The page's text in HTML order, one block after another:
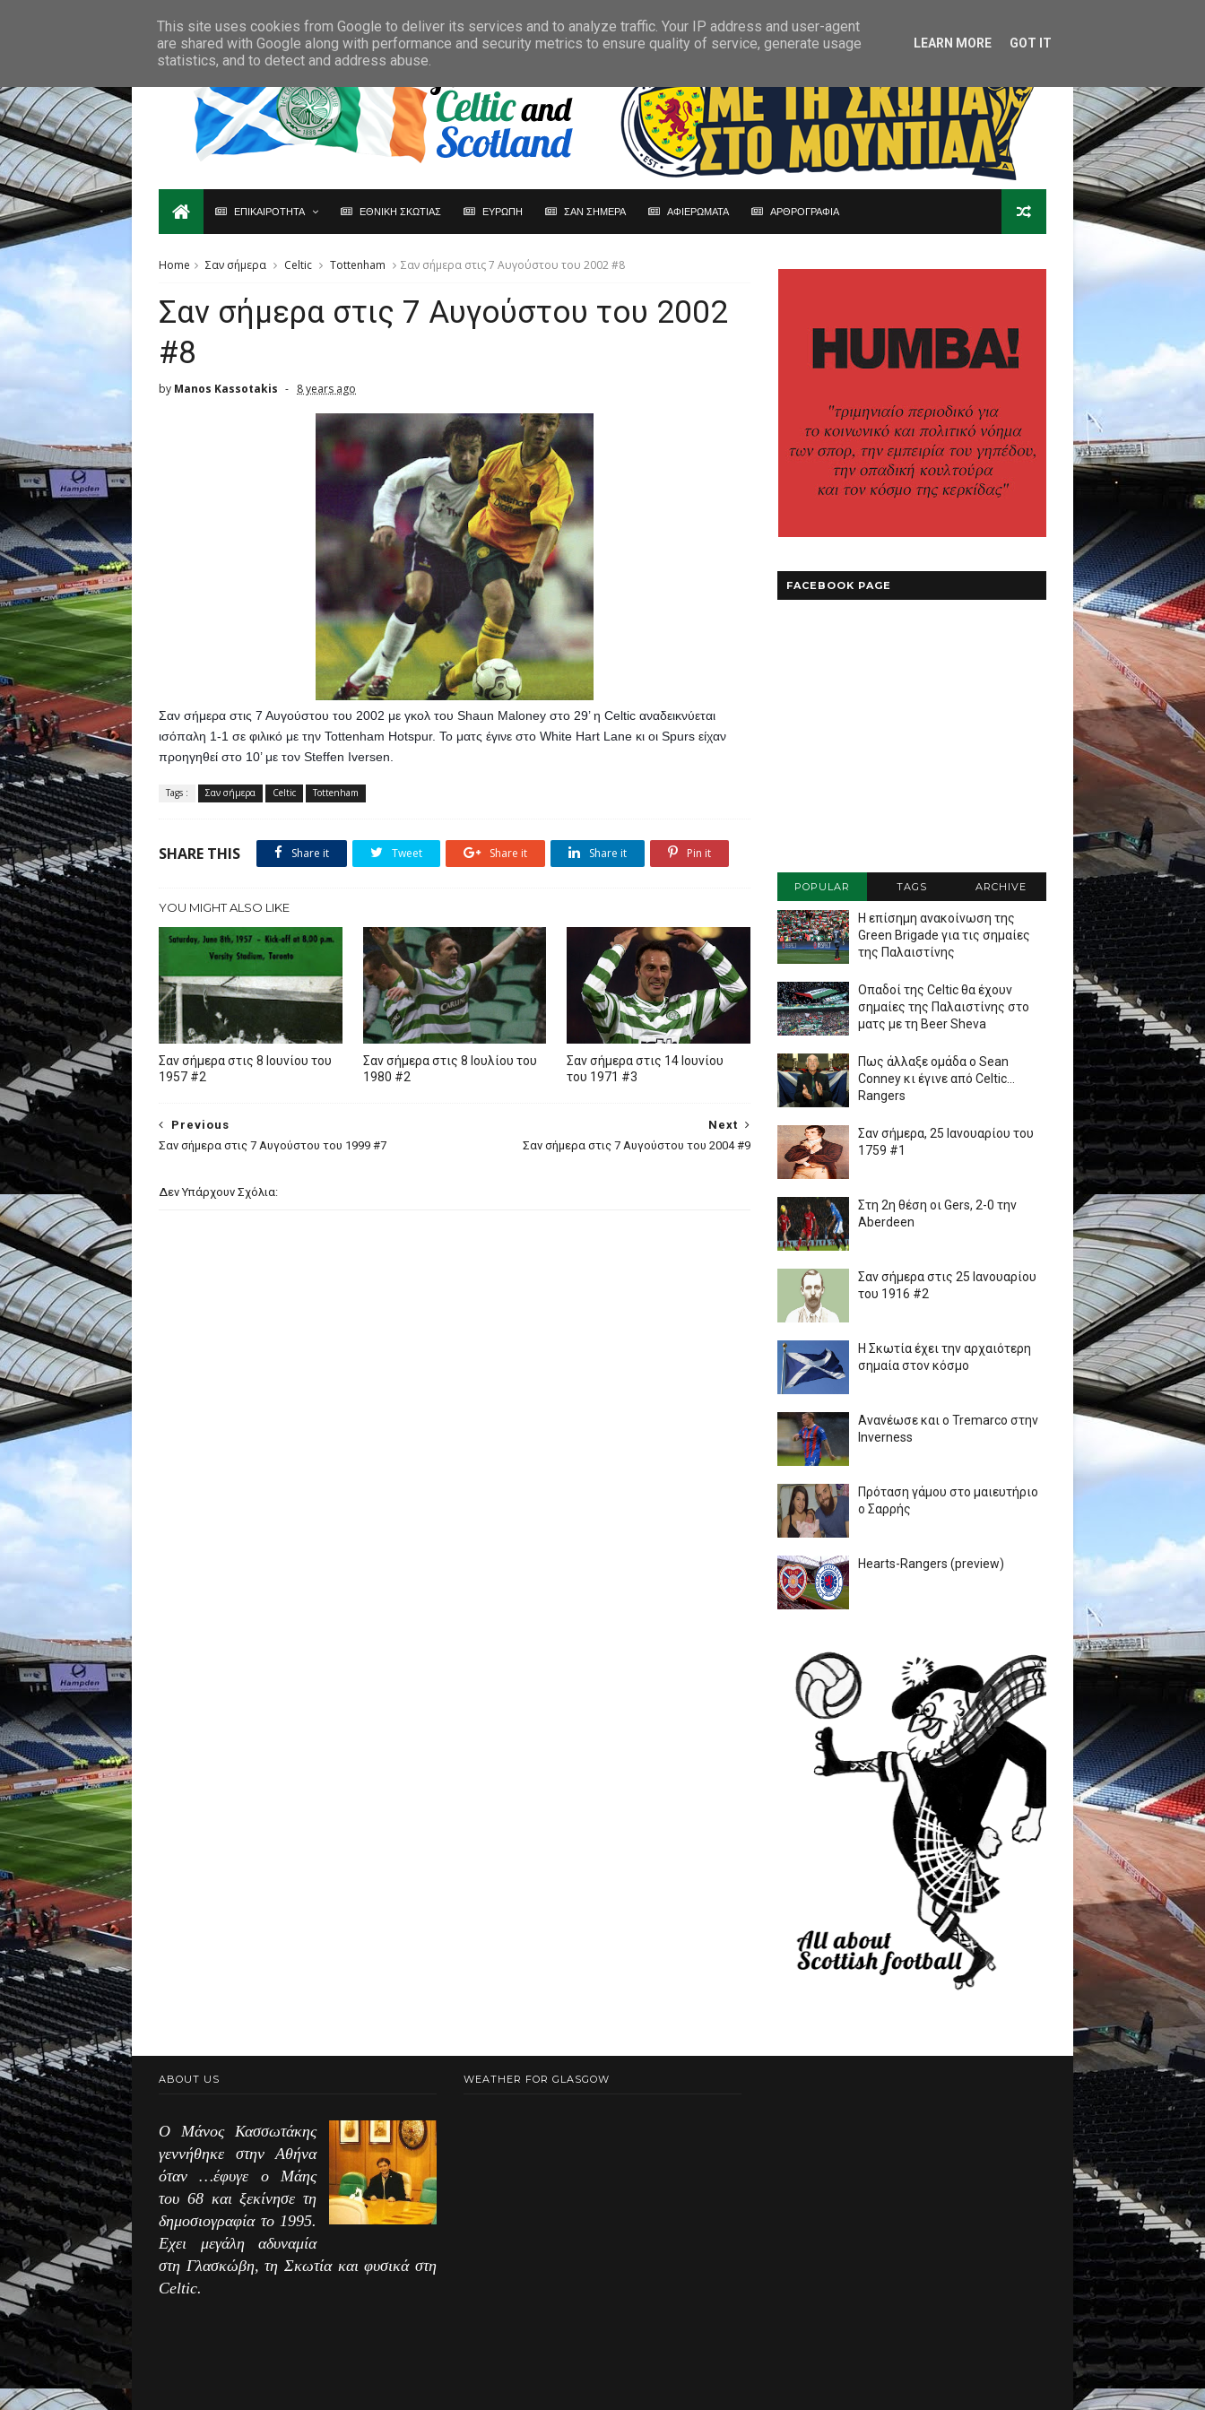
ΕΠΙΚΑΙΡΟΤΗΤΑ ΕΘΝΙΚΗ ΣΚΩΤΙΑΣ ΕΥΡΩΠΗ ΣΑΝ ΣΗΜΕΡΑ ΑΦΙΕΡΩΜΑΤΑ ΑΡΘΡΟΓΡΑΦΙΑ
Home Σαν σήμερα Celtic Tottenham Σαν σήμερα στις 7 Αυγούστου του 2002 #8
Σαν σήμερα στις 7 Αυγούστου του 2002
#8
by Manos Kassotakis 8 years ago
Σαν σήμερα στις 7 Αυγούστου του 2002 με γκολ του Shaun Maloney στο 29’ η Celtic αναδεικνύεται
ισόπαλη 1-1 σε φιλικό με την Tottenham Hotspur. Το ματς έγινε στο White Hart Lane κι οι Spurs είχαν
προηγηθεί στο 10’ με τον Steffen Iversen.
Tags : Σαν σήμερα Celtic Tottenham
SHARE THIS Share it Tweet Share it Share it Pin it
YOU MIGHT ALSO LIKE
Σαν σήμερα στις 8 Ιουνίου του
1957 #2
Σαν σήμερα στις 8 Ιουλίου του
1980 #2
Σαν σήμερα στις 14 Ιουνίου
του 1971 #3
Next
Σαν σήμερα στις 7 Αυγούστου του 2004 #9
Previous
Σαν σήμερα στις 7 Αυγούστου του 1999 #7
Δεν Υπάρχουν Σχόλια:
FACEBOOK PAGE
POPULAR TAGS ARCHIVE
Η επίσημη ανακοίνωση της
Green Brigade για τις σημαίες
της Παλαιστίνης
Οπαδοί της Celtic θα έχουν
σημαίες της Παλαιστίνης στο
ματς με τη Beer Sheva
Πως άλλαξε ομάδα ο Sean
Conney κι έγινε από Celtic...
Rangers
Σαν σήμερα, 25 Ιανουαρίου του
1759 #1
Στη 2η θέση οι Gers, 2-0 την
Aberdeen
Σαν σήμερα στις 25 Ιανουαρίου
του 1916 #2
Η Σκωτία έχει την αρχαιότερη
σημαία στον κόσμο
Ανανέωσε και ο Tremarco στην
Inverness
Πρόταση γάμου στο μαιευτήριο
ο Σαρρής
Hearts-Rangers (preview)
ABOUT US
Ο Μάνος Κασσωτάκης
γεννήθηκε στην Αθήνα
όταν …έφυγε ο Μάης
του 68 και ξεκίνησε τη
δημοσιογραφία το 1995.
Εχει μεγάλη αδυναμία
στη Γλασκώβη, τη Σκωτία και φυσικά στη
Celtic.
WEATHER FOR GLASGOW
This site uses cookies from Google to deliver its services and to analyze traffic. Your IP address and user-agent
are shared with Google along with performance and security metrics to ensure quality of service, generate usage
statistics, and to detect and address abuse.
LEARN MORE GOT IT